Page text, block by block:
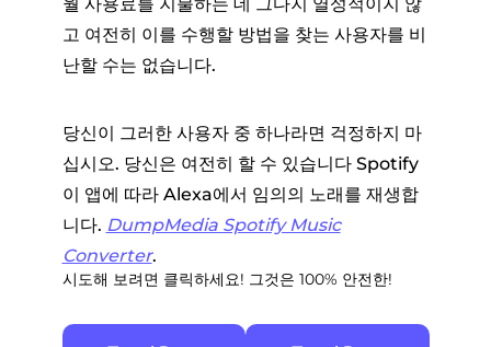
고 여전히 이를 수행할 방법을 찾는 사용자를 비
난할 수는 없습니다.
당신이 그러한 사용자 중 하나라면 걱정하지 마
십시오. 당신은 여전히 ​​​​할 수 있습니다 Spotify
이 앱에 따라 Alexa에서 임의의 노래를 재생합
니다. DumpMedia Spotify Music
Converter.
시도해 보려면 클릭하세요! 그것은 100% 안전한!